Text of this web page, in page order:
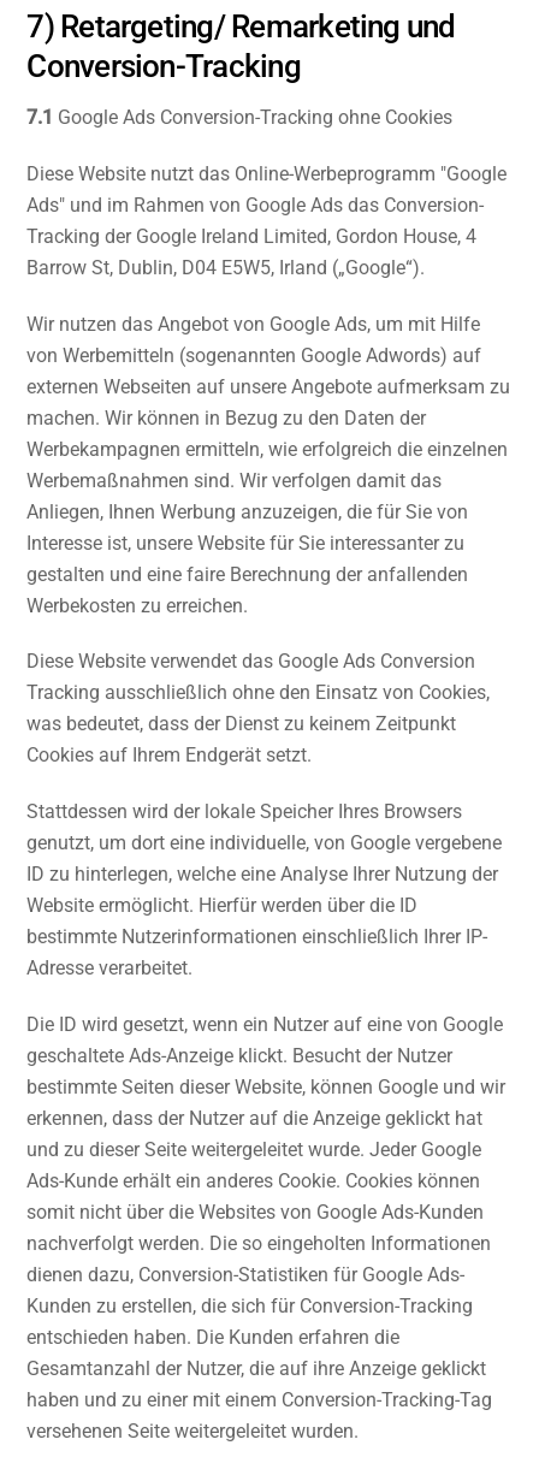
7) Retargeting/ Remarketing und
Conversion-Tracking
7.1 Google Ads Conversion-Tracking ohne Cookies
Diese Website nutzt das Online-Werbeprogramm "Google
Ads" und im Rahmen von Google Ads das Conversion-
Tracking der Google Ireland Limited, Gordon House, 4
Barrow St, Dublin, D04 E5W5, Irland („Google“).
Wir nutzen das Angebot von Google Ads, um mit Hilfe
von Werbemitteln (sogenannten Google Adwords) auf
externen Webseiten auf unsere Angebote aufmerksam zu
machen. Wir können in Bezug zu den Daten der
Werbekampagnen ermitteln, wie erfolgreich die einzelnen
Werbemaßnahmen sind. Wir verfolgen damit das
Anliegen, Ihnen Werbung anzuzeigen, die für Sie von
Interesse ist, unsere Website für Sie interessanter zu
gestalten und eine faire Berechnung der anfallenden
Werbekosten zu erreichen.
Diese Website verwendet das Google Ads Conversion
Tracking ausschließlich ohne den Einsatz von Cookies,
was bedeutet, dass der Dienst zu keinem Zeitpunkt
Cookies auf Ihrem Endgerät setzt.
Stattdessen wird der lokale Speicher Ihres Browsers
genutzt, um dort eine individuelle, von Google vergebene
ID zu hinterlegen, welche eine Analyse Ihrer Nutzung der
Website ermöglicht. Hierfür werden über die ID
bestimmte Nutzerinformationen einschließlich Ihrer IP-
Adresse verarbeitet.
Die ID wird gesetzt, wenn ein Nutzer auf eine von Google
geschaltete Ads-Anzeige klickt. Besucht der Nutzer
bestimmte Seiten dieser Website, können Google und wir
erkennen, dass der Nutzer auf die Anzeige geklickt hat
und zu dieser Seite weitergeleitet wurde. Jeder Google
Ads-Kunde erhält ein anderes Cookie. Cookies können
somit nicht über die Websites von Google Ads-Kunden
nachverfolgt werden. Die so eingeholten Informationen
dienen dazu, Conversion-Statistiken für Google Ads-
Kunden zu erstellen, die sich für Conversion-Tracking
entschieden haben. Die Kunden erfahren die
Gesamtanzahl der Nutzer, die auf ihre Anzeige geklickt
haben und zu einer mit einem Conversion-Tracking-Tag
versehenen Seite weitergeleitet wurden.